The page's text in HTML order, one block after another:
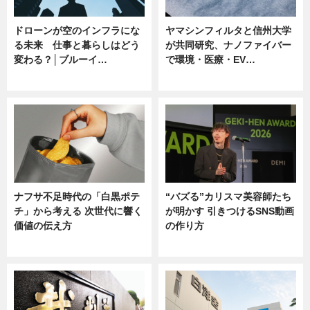
ドローンが空のインフラにな
る未来 仕事と暮らしはどう
変わる？│ブルーイ…
ヤマシンフィルタと信州大学
が共同研究、ナノファイバー
で環境・医療・EV…
ナフサ不足時代の「白黒ポテ
チ」から考える 次世代に響く
価値の伝え方
“バズる”カリスマ美容師たち
が明かす 引きつけるSNS動画
の作り方